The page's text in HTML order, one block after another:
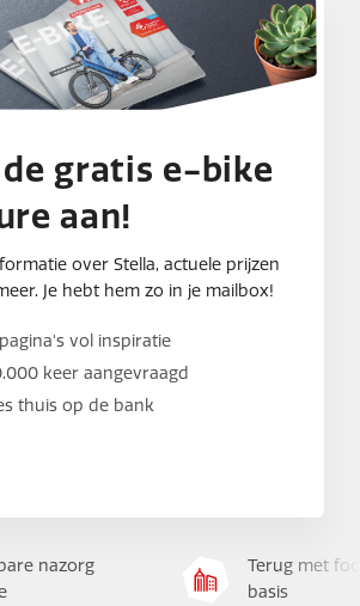
gratis e-bike
aan!
over Stella, actuele prijzen
Je hebt hem zo in je mailbox!
vol inspiratie
keer aangevraagd
thuis op de bank
nazorg
Terug met
basis